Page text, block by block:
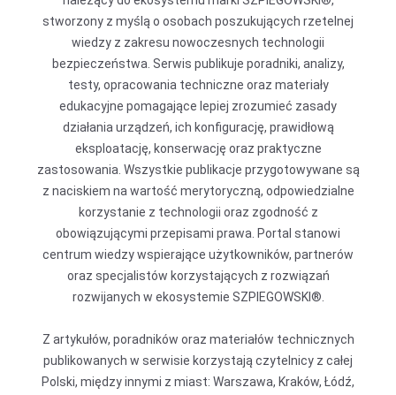
stworzony z myślą o osobach poszukujących rzetelnej
wiedzy z zakresu nowoczesnych technologii
bezpieczeństwa. Serwis publikuje poradniki, analizy,
testy, opracowania techniczne oraz materiały
edukacyjne pomagające lepiej zrozumieć zasady
działania urządzeń, ich konfigurację, prawidłową
eksploatację, konserwację oraz praktyczne
zastosowania. Wszystkie publikacje przygotowywane są
z naciskiem na wartość merytoryczną, odpowiedzialne
korzystanie z technologii oraz zgodność z
obowiązującymi przepisami prawa. Portal stanowi
centrum wiedzy wspierające użytkowników, partnerów
oraz specjalistów korzystających z rozwiązań
rozwijanych w ekosystemie SZPIEGOWSKI®.
Z artykułów, poradników oraz materiałów technicznych
publikowanych w serwisie korzystają czytelnicy z całej
Polski, między innymi z miast: Warszawa, Kraków, Łódź,